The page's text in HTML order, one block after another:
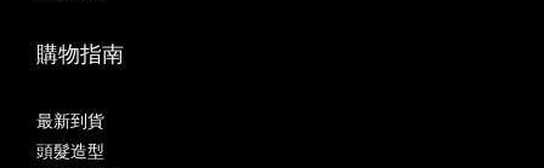
購物指南
最新到貨
頭髮造型